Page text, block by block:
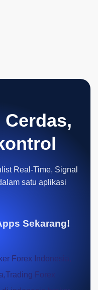
Real-Time, Signal
satu aplikasi
Sekarang!